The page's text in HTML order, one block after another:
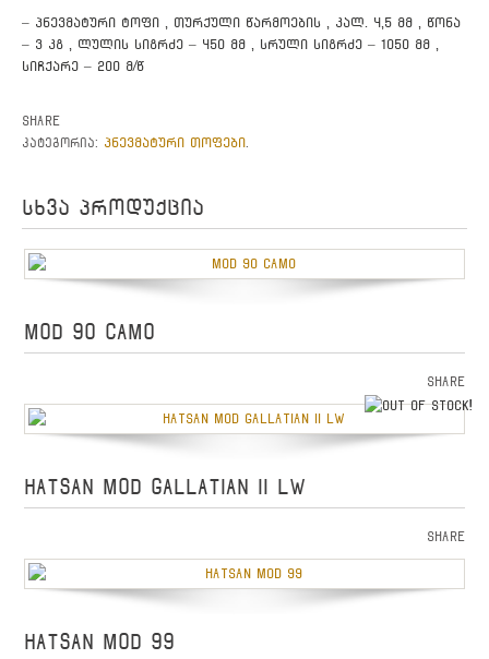
– პნევმატური ტოფი , თურქული წარმოების , კალ. 4,5 მმ , წონა
– 3 კგ , ლულის სიგრძე – 450 მმ , სრული სიგრძე – 1050 მმ ,
სიჩქარე – 200 მ/წ
Share
კატეგორია: პნევმატური თოფები
სხვა პროდუქცია
MOD 90 CAMO
Share
HATSAN MOD GALLATIAN II LW
Share
HATSAN MOD 99